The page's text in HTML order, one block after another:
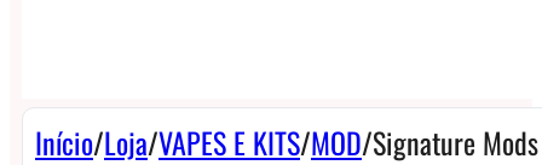
Início/Loja/VAPES E KITS/MOD/Signature